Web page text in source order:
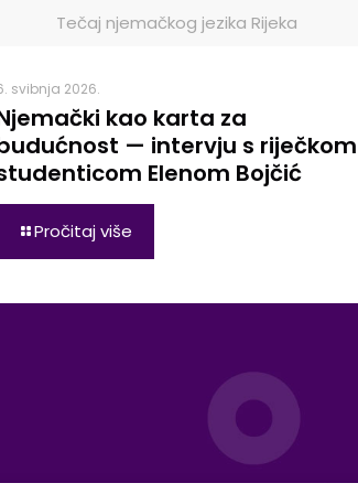
Tečaj njemačkog jezika Rijeka
svibnja 2026.
kao karta za
— intervju s riječkom
Elenom Bojčić
Pročitaj više